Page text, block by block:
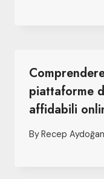
piattaforme
affidabili
ByRecep Aydoğan